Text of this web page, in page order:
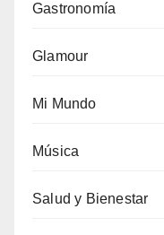
Gastronomía
Glamour
Mi Mundo
Música
Salud y Bienestar